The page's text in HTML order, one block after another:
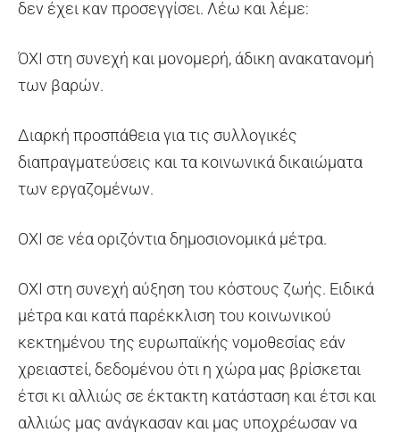
δεν έχει καν προσεγγίσει. Λέω και λέμε:
ΌΧΙ στη συνεχή και μονομερή, άδικη ανακατανομή
των βαρών.
Διαρκή προσπάθεια για τις συλλογικές
διαπραγματεύσεις και τα κοινωνικά δικαιώματα
των εργαζομένων.
ΟΧΙ σε νέα οριζόντια δημοσιονομικά μέτρα.
ΟΧΙ στη συνεχή αύξηση του κόστους ζωής. Ειδικά
μέτρα και κατά παρέκκλιση του κοινωνικού
κεκτημένου της ευρωπαϊκής νομοθεσίας εάν
χρειαστεί, δεδομένου ότι η χώρα μας βρίσκεται
έτσι κι αλλιώς σε έκτακτη κατάσταση και έτσι και
αλλιώς μας ανάγκασαν και μας υποχρέωσαν να